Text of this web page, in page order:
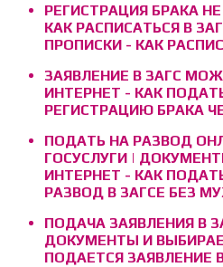
РЕГИСТРАЦИЯ БРАКА
КАК РАСПИСАТЬСЯ В
ПРОПИСКИ - КАК
ЗАЯВЛЕНИЕ В ЗАГС
ИНТЕРНЕТ - КАК
РЕГИСТРАЦИЮ БРАКА
ПОДАТЬ НА РАЗВОД
ГОСУСЛУГИ |
ИНТЕРНЕТ - КАК
РАЗВОД В ЗАГСЕ БЕЗ
ПОДАЧА ЗАЯВЛЕНИЯ В
ДОКУМЕНТЫ И
ПОДАЕТСЯ ЗАЯВЛЕНИЕ